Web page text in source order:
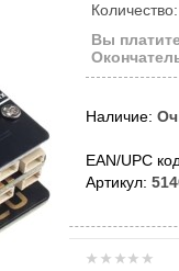
Вы
Наличие:
EAN/UPC
Артикул: